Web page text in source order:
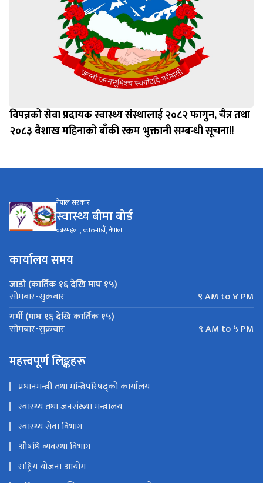
विपन्नको सेवा प्रदायक स्वास्थ्य संस्थालाई २०८२ फागुन, चैत्र तथा
२०८३ वैशाख महिनाको बाँकी रकम भुक्तानी सम्बन्धी सूचना!!
नेपाल सरकार
स्वास्थ्य बीमा बाेर्ड
बबरमहल , काठमाडौं, नेपाल
कार्यालय समय
जाडो (कार्तिक १६ देखि माघ १५)
सोमबार-सुक्रबार
९ AM to ४ PM
गर्मी (माघ १६ देखि कार्तिक १५)
सोमबार-सुक्रबार ९ AM to ५ PM
महत्त्वपूर्ण लिङ्कहरू
प्रधानमन्त्री तथा मन्त्रिपरिषद्को कार्यालय
स्वास्थ्य तथा जनसंख्या मन्त्रालय
स्वास्थ्य सेवा विभाग
औषधि व्यवस्था विभाग
राष्ट्रिय योजना आयोग